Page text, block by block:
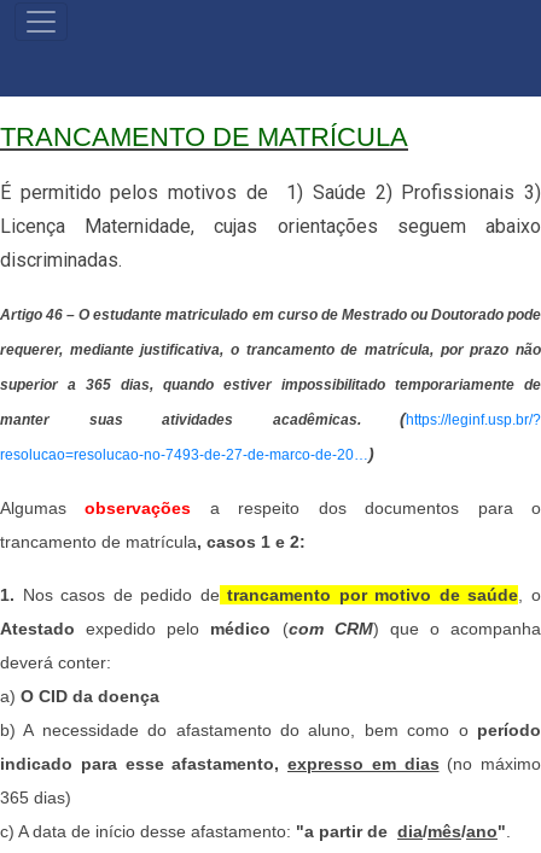
MENU
TRANCAMENTO DE MATRÍCULA
É permitido pelos motivos de 1) Saúde 2) Profissionais 3)
Licença Maternidade, cujas orientações seguem abaixo
discriminadas.
Artigo 46 – O estudante matriculado em curso de Mestrado ou Doutorado pode
requerer, mediante justificativa, o trancamento de matrícula, por prazo não
superior a 365 dias, quando estiver impossibilitado temporariamente de
manter suas atividades acadêmicas. (https://leginf.usp.br/?
resolucao=resolucao-no-7493-de-27-de-marco-de-20… )
Algumasobservações a respeito dos documentos para o
trancamento de matrícula, casos 1 e 2:
1. Nos casos de pedido de trancamento por motivo de saúde , o
Atestadoexpedido pelo médico (com CRM) que o acompanha
deverá conter:
a) O CID da doença
b) A necessidade do afastamento do aluno, bem como o período
indicado para esse afastamento, expresso em dias (no máximo
365 dias)
c) A data de início desse afastamento: "a partir de dia/mês/ano"